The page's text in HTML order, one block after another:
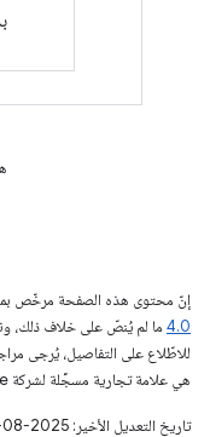
إنّ محتوى هذه الصفحة مرخّص
4.0‏ ما لم يُنصّ على خلاف ذلك،
للاطّلاع على التفاصيل، يُرجى
هي علامة تجارية مسجَّلة لشركة Oracle و/أو شركائها التابعين.
تاريخ التعديل الأخير: 2025-08-11 (حسب التوقيت العالمي المتفَّق عليه)